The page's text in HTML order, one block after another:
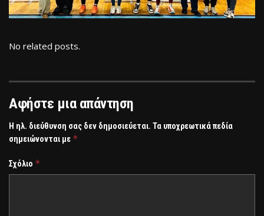
No related posts.
Αφήστε μια απάντηση
Η ηλ. διεύθυνση σας δεν δημοσιεύεται. Τα υποχρεωτικά πεδία
σημειώνονται με *
Σχόλιο *